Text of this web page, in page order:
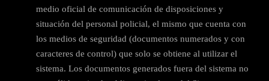
medio oficial de comunicación de disposiciones y
situación del personal policial, el mismo que cuenta con
los medios de seguridad (documentos numerados y con
caracteres de control) que solo se obtiene al utilizar el
sistema. Los documentos generados fuera del sistema no